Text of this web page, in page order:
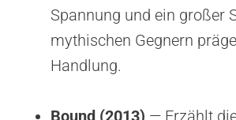
Spannung und ein großer
mythischen Gegnern
Handlung.
Bound (2013) — Erzählt